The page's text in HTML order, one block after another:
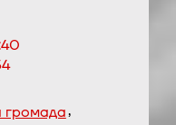
громада,